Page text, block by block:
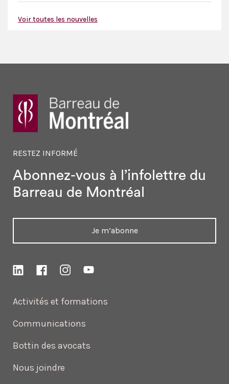
Voir toutes les nouvelles
Activités et formations
Communications
Bottin des avocats
Nous joindre
RESTEZ INFORMÉ
Abonnez-vous à l’infolettre du
Barreau de Montréal
Je m’abonne